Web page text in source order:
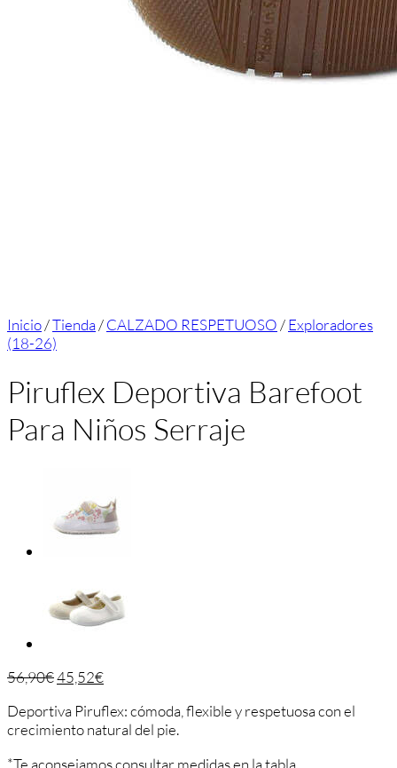
Inicio/Tienda/CALZADO RESPETUOSO/Exploradores
(18-26)
Piruflex Deportiva Barefoot
Para Niños Serraje
56,90€45,52€
Deportiva Piruflex: cómoda, flexible y respetuosa con el
crecimiento natural del pie.
*Te aconsejamos consultar medidas en la tabla.